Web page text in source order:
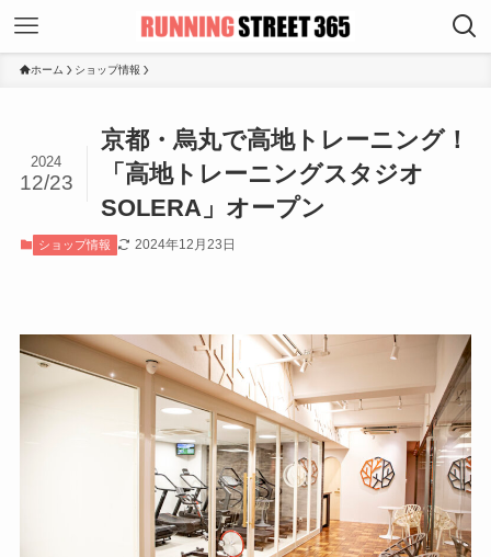
ホーム ショップ情報
京都・烏丸で高地トレーニング！
「高地トレーニングスタジオ
SOLERA」オープン
2024
12/23
ショップ情報 2024年12月23日